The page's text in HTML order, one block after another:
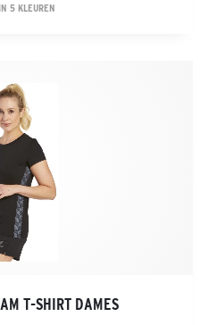
IN 5 KLEUREN
T-SHIRT DAMES